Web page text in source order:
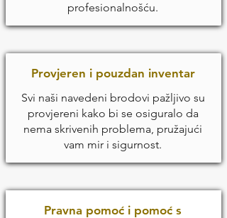
profesionalnošću.
Provjeren i pouzdan inventar
Svi naši navedeni brodovi pažljivo su
provjereni kako bi se osiguralo da
nema skrivenih problema, pružajući
vam mir i sigurnost.
Pravna pomoć i pomoć s